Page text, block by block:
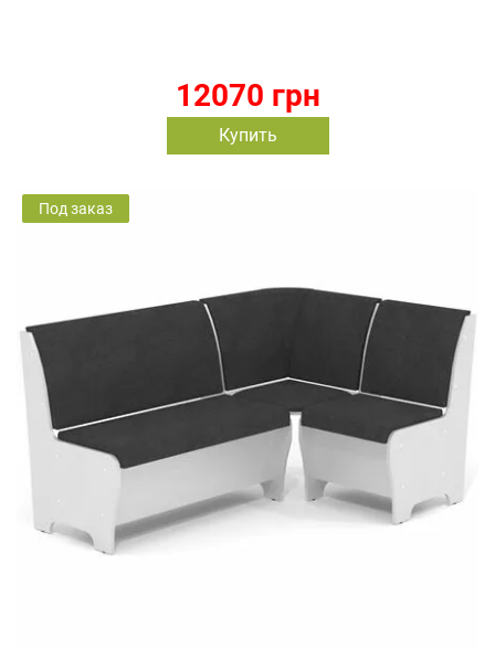
12070 грн
Купить
Под заказ